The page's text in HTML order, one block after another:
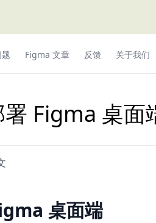
Figma 文章 反馈 关于我们
Figma 桌面
桌面端